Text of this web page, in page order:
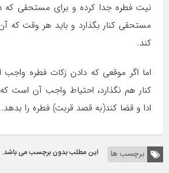
نیت فطره جدا کرده و برای مستحقی که
مستحقی کنار بگذارد و باید هر وقت که
کند.
اما اگر موقعی که دادن زکات فطره
کنار هم نگذارد، احتیاط واجب آن است
ادا و قضا کند(به قصد قربت) فطره را بدهد.
برچسب ها این مطلب بدون برچسب می باشد.